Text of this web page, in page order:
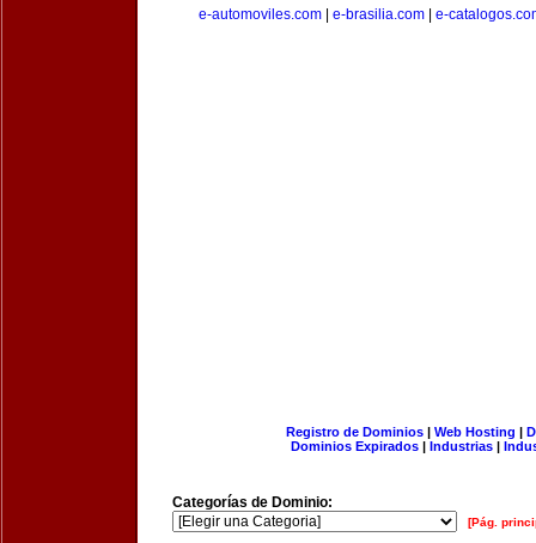
e-automoviles.com
e-brasilia.com e-
Registro de Dominios| Web Hosting |
Dominios Expirados | Industrias |
Categorías de Dominio:
[Pág.